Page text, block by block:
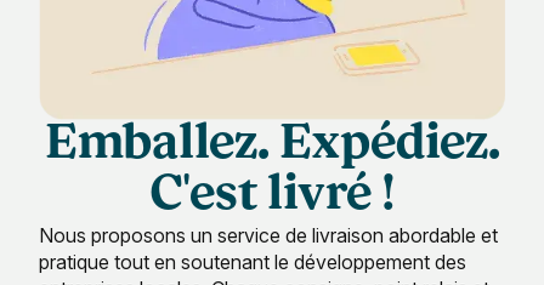
Emballez. Expédiez.
C'est livré !
Nous proposons un service de livraison abordable et
pratique tout en soutenant le développement des